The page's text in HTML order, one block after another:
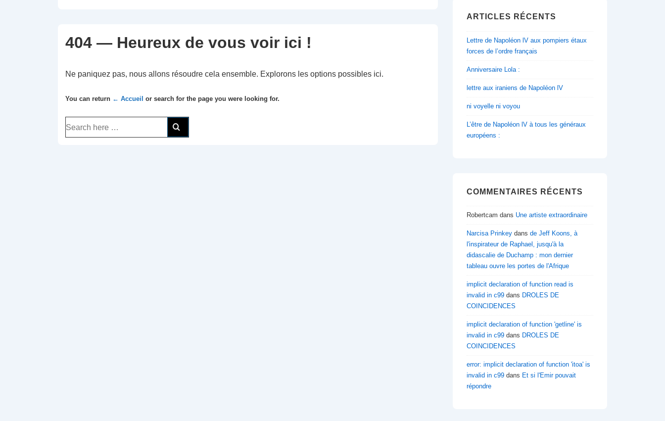
404 — Heureux de vous voir ici !
Ne paniquez pas, nous allons résoudre cela ensemble. Explorons les options possibles ici.
You can return ← Accueil or search for the page you were looking for.
Recherche
pour:
ARTICLES RÉCENTS
Lettre de Napoléon lV aux pompiers étaux
forces de l’ordre français
Anniversaire Lola :
lettre aux iraniens de Napoléon lV
ni voyelle ni voyou
L’être de Napoléon lV à tous les généraux
européens :
COMMENTAIRES RÉCENTS
Robertcam dans Une artiste extraordinaire
Narcisa Prinkey dans de Jeff Koons, à
l'inspirateur de Raphael, jusqu'à la
didascalie de Duchamp : mon dernier
tableau ouvre les portes de l'Afrique
implicit declaration of function read is
invalid in c99 dans DROLES DE
COINCIDENCES
implicit declaration of function 'getline' is
invalid in c99 dans DROLES DE
COINCIDENCES
error: implicit declaration of function 'itoa' is
invalid in c99 dans Et si l'Emir pouvait
répondre